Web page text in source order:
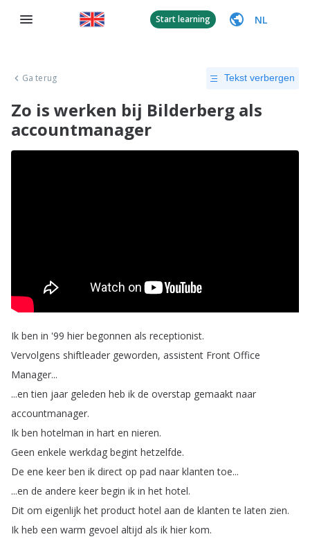
Start learning NL
Ga terug Tekst verbergen
Zo is werken bij Bilderberg als
accountmanager
Ik ben in '99 hier begonnen als receptionist.
Vervolgens shiftleader geworden, assistent Front Office
Manager...
...en tien jaar geleden heb ik de overstap gemaakt naar
accountmanager.
Ik ben hotelman in hart en nieren.
Geen enkele werkdag begint hetzelfde.
De ene keer ben ik direct op pad naar klanten toe...
...en de andere keer begin ik in het hotel.
Dit om eigenlijk het product hotel aan de klanten te laten zien.
Ik heb een warm gevoel altijd als ik hier kom.